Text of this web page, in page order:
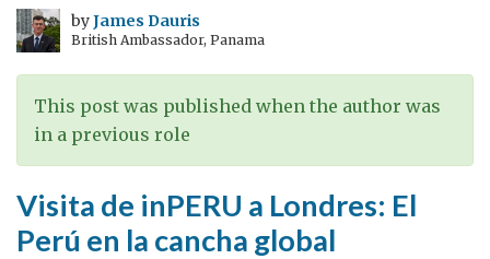
Oro:
a
100
días
de
byJames Dauris
British Ambassador, Panama
This post was published when the author was
in a previous role
Visita de inPERU a Londres: El
Perú en la cancha global